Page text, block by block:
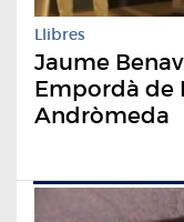
Llibres
Jaume
Empordà de
Andròmeda